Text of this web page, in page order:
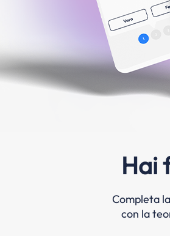
Hai
Completa
con la